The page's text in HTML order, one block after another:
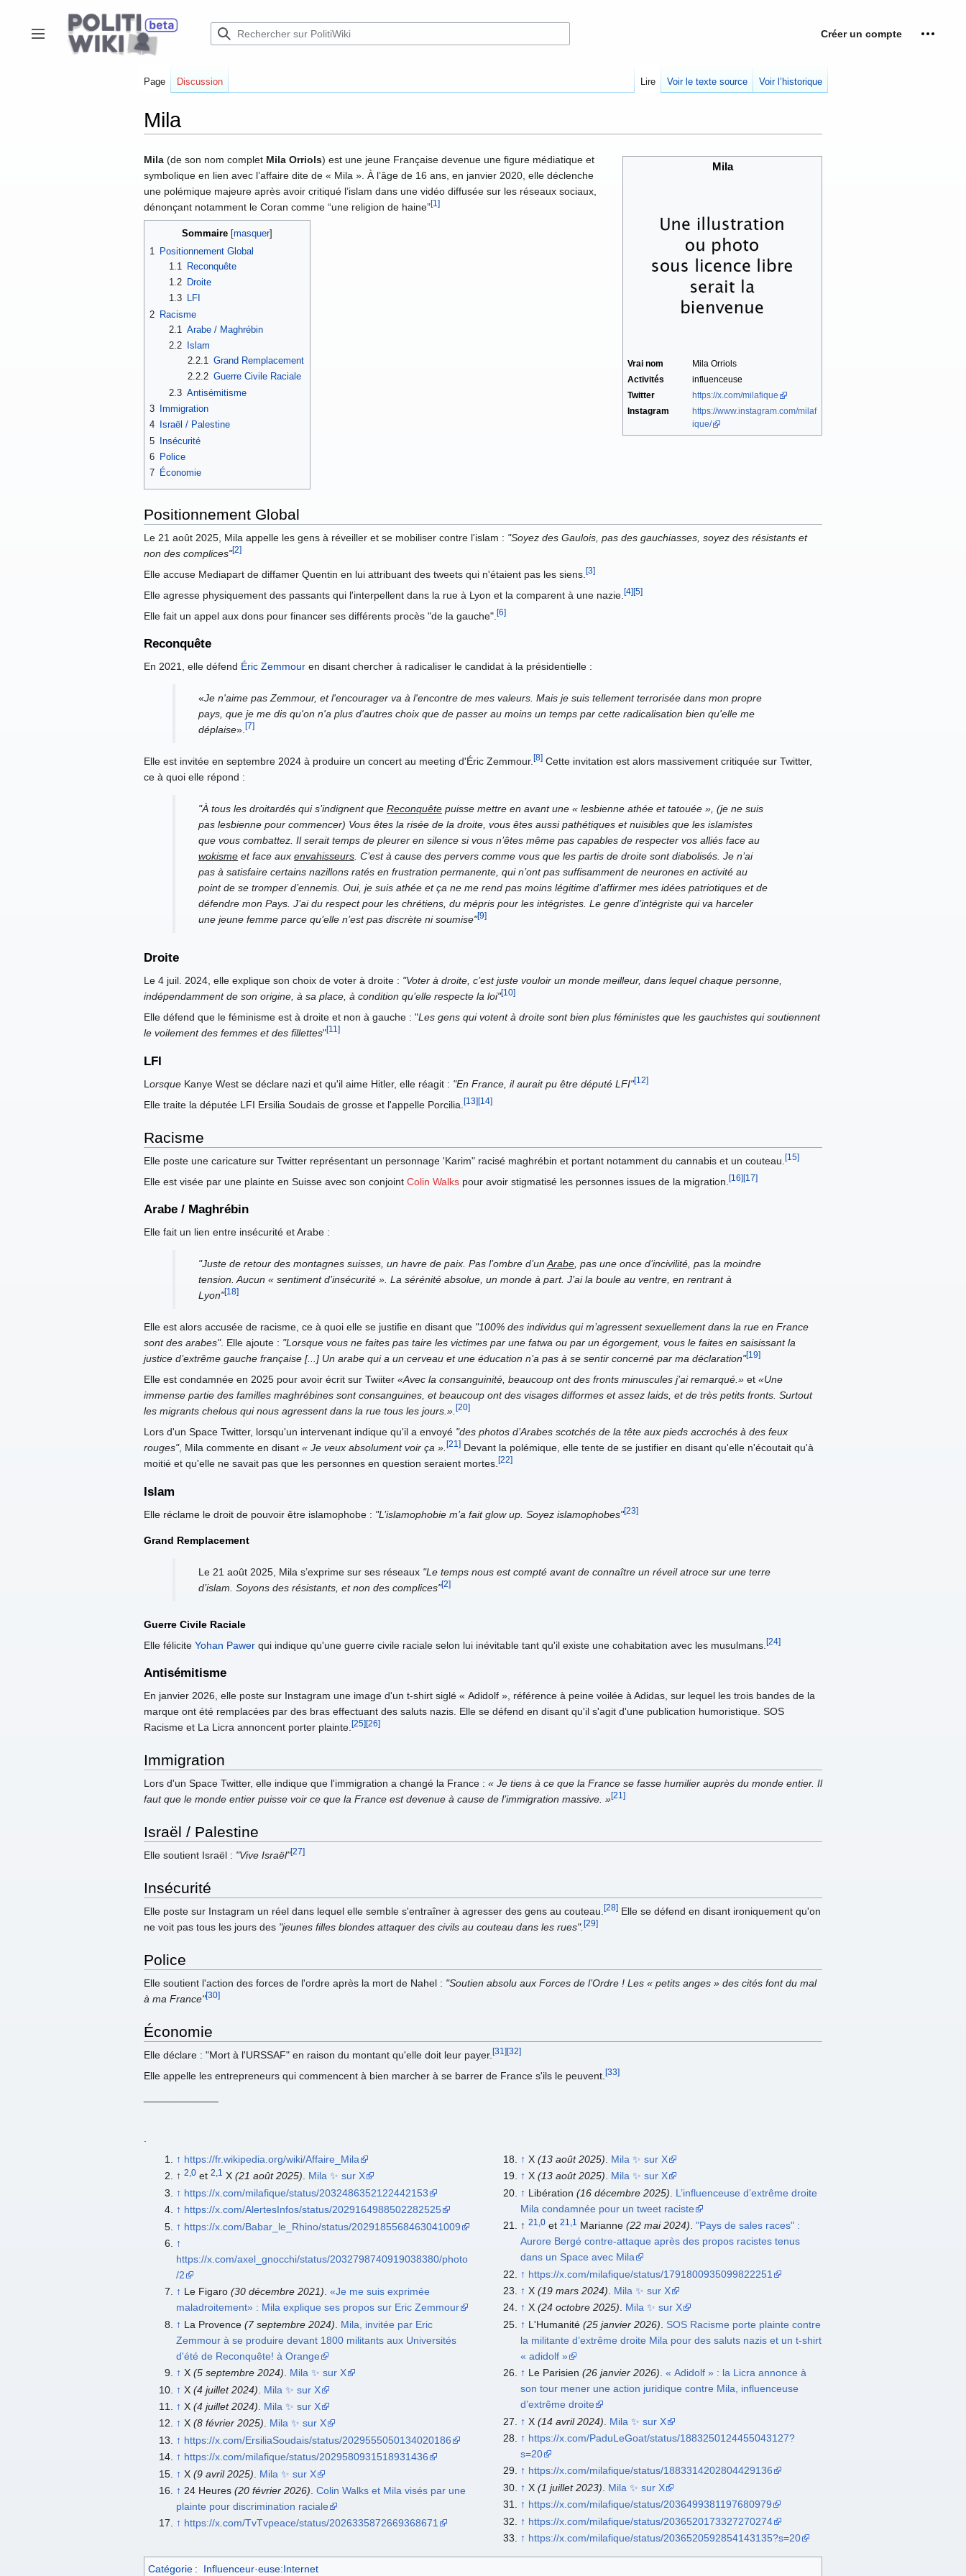
contenu
Afficher / masquer la barre latérale
Créer un compte
Page Discussion Lire Voir le texte source Voir l’historique
Mila
Mila
Vrai nom
Mila Orriols
Activités
influenceuse
Twitter
https://x.com/milafique
Instagram
https://www.instagram.com/milaf
ique/
Mila (de son nom complet Mila Orriols) est une jeune Française devenue une figure médiatique et
symbolique en lien avec l’affaire dite de « Mila ». À l’âge de 16 ans, en janvier 2020, elle déclenche
une polémique majeure après avoir critiqué l’islam dans une vidéo diffusée sur les réseaux sociaux,
dénonçant notamment le Coran comme “une religion de haine”[1]
Sommaire
1
Positionnement Global
1.1
Reconquête
1.2
Droite
1.3
LFI
2 Racisme
2.1 Arabe / Maghrébin
2.2
Islam
2.2.1
Grand Remplacement
2.2.2 Guerre Civile Raciale
2.3 Antisémitisme
3
Immigration
4
Israël / Palestine
5 Insécurité
6 Police
7 Économie
Positionnement Global
Le 21 août 2025, Mila appelle les gens à réveiller et se mobiliser contre l'islam : "Soyez des Gaulois, pas des gauchiasses, soyez des résistants et
non des complices"[2]
Elle accuse Mediapart de diffamer Quentin en lui attribuant des tweets qui n'étaient pas les siens. [3]
Elle agresse physiquement des passants qui l'interpellent dans la rue à Lyon et la comparent à une nazie. [4][5]
Elle fait un appel aux dons pour financer ses différents procès "de la gauche". [6]
Reconquête
En 2021, elle défend Éric Zemmour en disant chercher à radicaliser le candidat à la présidentielle :
«Je n'aime pas Zemmour, et l'encourager va à l'encontre de mes valeurs. Mais je suis tellement terrorisée dans mon propre
pays, que je me dis qu'on n'a plus d'autres choix que de passer au moins un temps par cette radicalisation bien qu'elle me
déplaise». [7]
Elle est invitée en septembre 2024 à produire un concert au meeting d'Éric Zemmour. [8] Cette invitation est alors massivement critiquée sur Twitter,
ce à quoi elle répond :
"À tous les droitardés qui s’indignent que Reconquête puisse mettre en avant une « lesbienne athée et tatouée », (je ne suis
pas lesbienne pour commencer) Vous êtes la risée de la droite, vous êtes aussi pathétiques et nuisibles que les islamistes
que vous combattez. Il serait temps de pleurer en silence si vous n’êtes même pas capables de respecter vos alliés face au
wokisme et face aux envahisseurs . C’est à cause des pervers comme vous que les partis de droite sont diabolisés. Je n’ai
pas à satisfaire certains nazillons ratés en frustration permanente, qui n’ont pas suffisamment de neurones en activité au
point de se tromper d’ennemis. Oui, je suis athée et ça ne me rend pas moins légitime d’affirmer mes idées patriotiques et de
défendre mon Pays. J’ai du respect pour les chrétiens, du mépris pour les intégristes. Le genre d’intégriste qui va harceler
une jeune femme parce qu’elle n’est pas discrète ni soumise"[9]
Droite
Le 4 juil. 2024, elle explique son choix de voter à droite : "Voter à droite, c’est juste vouloir un monde meilleur, dans lequel chaque personne,
indépendamment de son origine, à sa place, à condition qu’elle respecte la loi"[10]
Elle défend que le féminisme est à droite et non à gauche : "Les gens qui votent à droite sont bien plus féministes que les gauchistes qui soutiennent
le voilement des femmes et des fillettes"[11]
LFI
L orsque Kanye West se déclare nazi et qu'il aime Hitler, elle réagit : "En France, il aurait pu être député LFI"[12]
Elle traite la députée LFI Ersilia Soudais de grosse et l'appelle Porcilia. [13] [14]
Racisme
Elle poste une caricature sur Twitter représentant un personnage 'Karim" racisé maghrébin et portant notamment du cannabis et un couteau. [15]
Elle est visée par une plainte en Suisse avec son conjoint Colin Walks pour avoir stigmatisé les personnes issues de la migration. [16] [17]
Arabe / Maghrébin
Elle fait un lien entre insécurité et Arabe :
"Juste de retour des montagnes suisses, un havre de paix. Pas l’ombre d’unArabe, pas une once d’incivilité, pas la moindre
tension. Aucun « sentiment d’insécurité ». La sérénité absolue, un monde à part. J’ai la boule au ventre, en rentrant à
Lyon"[18]
Elle est alors accusée de racisme, ce à quoi elle se justifie en disant que "100% des individus qui m’agressent sexuellement dans la rue en France
sont des arabes". Elle ajoute : "Lorsque vous ne faites pas taire les victimes par une fatwa ou par un égorgement, vous le faites en saisissant la
justice d’extrême gauche française [...] Un arabe qui a un cerveau et une éducation n’a pas à se sentir concerné par ma déclaration"[19]
Elle est condamnée en 2025 pour avoir écrit sur Twiiter «Avec la consanguinité, beaucoup ont des fronts minuscules j’ai remarqué.» et «Une
immense partie des familles maghrébines sont consanguines, et beaucoup ont des visages difformes et assez laids, et de très petits fronts. Surtout
les migrants chelous qui nous agressent dans la rue tous les jours.». [20]
Lors d'un Space Twitter, lorsqu'un intervenant indique qu'il a envoyé "des photos d’Arabes scotchés de la tête aux pieds accrochés à des feux
rouges", Mila commente en disant « Je veux absolument voir ça ». [21] Devant la polémique, elle tente de se justifier en disant qu'elle n'écoutait qu'à
moitié et qu'elle ne savait pas que les personnes en question seraient mortes. [22]
Islam
Elle réclame le droit de pouvoir être islamophobe : "L’islamophobie m’a fait glow up. Soyez islamophobes"[23]
Grand Remplacement
Le 21 août 2025, Mila s’exprime sur ses réseaux "Le temps nous est compté avant de connaître un réveil atroce sur une terre
d’islam. Soyons des résistants, et non des complices"[2]
Guerre Civile Raciale
Elle félicite Yohan Pawer qui indique qu'une guerre civile raciale selon lui inévitable tant qu'il existe une cohabitation avec les musulmans. [24]
Antisémitisme
En janvier 2026, elle poste sur Instagram une image d'un t-shirt siglé « Adidolf », référence à peine voilée à Adidas, sur lequel les trois bandes de la
marque ont été remplacées par des bras effectuant des saluts nazis. Elle se défend en disant qu'il s'agit d'une publication humoristique. SOS
Racisme et La Licra annoncent porter plainte. [25] [26]
Immigration
Lors d'un Space Twitter, elle indique que l'immigration a changé la France : « Je tiens à ce que la France se fasse humilier auprès du monde entier. Il
faut que le monde entier puisse voir ce que la France est devenue à cause de l’immigration massive. »[21]
Israël / Palestine
Elle soutient Israël : "Vive Israël"[27]
Insécurité
Elle poste sur Instagram un réel dans lequel elle semble s'entraîner à agresser des gens au couteau. [28] Elle se défend en disant ironiquement qu'on
ne voit pas tous les jours des "jeunes filles blondes attaquer des civils au couteau dans les rues". [29]
Police
Elle soutient l'action des forces de l'ordre après la mort de Nahel : "Soutien absolu aux Forces de l’Ordre ! Les « petits anges » des cités font du mal
à ma France"[30]
Économie
Elle déclare : "Mort à l'URSSAF" en raison du montant qu'elle doit leur payer. [31] [32]
Elle appelle les entrepreneurs qui commencent à bien marcher à se barrer de France s'ils le peuvent. [33]
↑ https://fr.wikipedia.org/wiki/Affaire_Mila
↑ 2,0et 2,1 X (21 août 2025). Mila ✨ sur X
↑ https://x.com/milafique/status/2032486352122442153
↑ https://x.com/AlertesInfos/status/2029164988502282525
↑ https://x.com/Babar_le_Rhino/status/2029185568463041009
↑
https://x.com/axel_gnocchi/status/2032798740919038380/photo
/2
↑ Le Figaro (30 décembre 2021). «Je me suis exprimée
maladroitement» : Mila explique ses propos sur Eric Zemmour
↑ La Provence (7 septembre 2024)
Mila, invitée par Eric
Zemmour à se produire devant 1800 militants aux Universités
d'été de Reconquête! à Orange
↑ X (5 septembre 2024)
Mila ✨ sur X
↑ X (4 juillet 2024)
Mila ✨ sur X
↑ X (4 juillet 2024)
Mila ✨ sur X
↑ X (8 février 2025). Mila ✨ sur X
↑ https://x.com/ErsiliaSoudais/status/2029555050134020186
↑ https://x.com/milafique/status/2029580931518931436
↑ X (9 avril 2025)
Mila ✨ sur X
↑ 24 Heures (20 février 2026) Colin Walks et Mila visés par une
plainte pour discrimination raciale
↑ https://x.com/TvTvpeace/status/2026335872669368671
↑ X (13 août 2025)
Mila ✨ sur X
↑ X (13 août 2025). Mila ✨ sur X
↑ Libération (16 décembre 2025)
L’influenceuse d’extrême droite
Mila condamnée pour un tweet raciste
↑ 21,0et 21,1 Marianne (22 mai 2024). "Pays de sales races" :
Aurore Bergé contre-attaque après des propos racistes tenus
dans un Space avec Mila
↑ https://x.com/milafique/status/1791800935099822251
↑ X (19 mars 2024)
Mila ✨ sur X
↑ X (24 octobre 2025). Mila ✨ sur X
↑ L'Humanité (25 janvier 2026)
SOS Racisme porte plainte contre
la militante d’extrême droite Mila pour des saluts nazis et un t-shirt
« adidolf »
↑ Le Parisien (26 janvier 2026) « Adidolf » : la Licra annonce à
son tour mener une action juridique contre Mila, influenceuse
d’extrême droite
↑ X (14 avril 2024)
Mila ✨ sur X
↑ https://x.com/PaduLeGoat/status/1883250124455043127?
s=20
↑ https://x.com/milafique/status/1883314202804429136
↑ X (1 juillet 2023)
Mila ✨ sur X
↑ https://x.com/milafique/status/2036499381197680979
↑ https://x.com/milafique/status/2036520173327270274
↑ https://x.com/milafique/status/2036520592854143135?s=20
Catégorie : Influenceur·euse:Internet